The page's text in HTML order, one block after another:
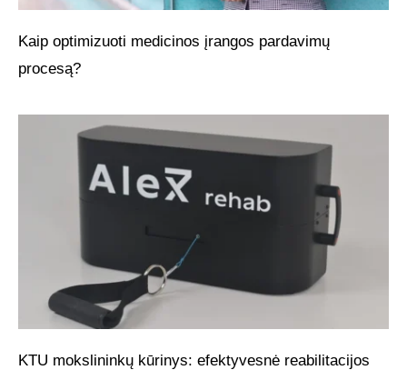
Kaip optimizuoti medicinos įrangos pardavimų
procesą?
KTU mokslininkų kūrinys: efektyvesnė reabilitacijos